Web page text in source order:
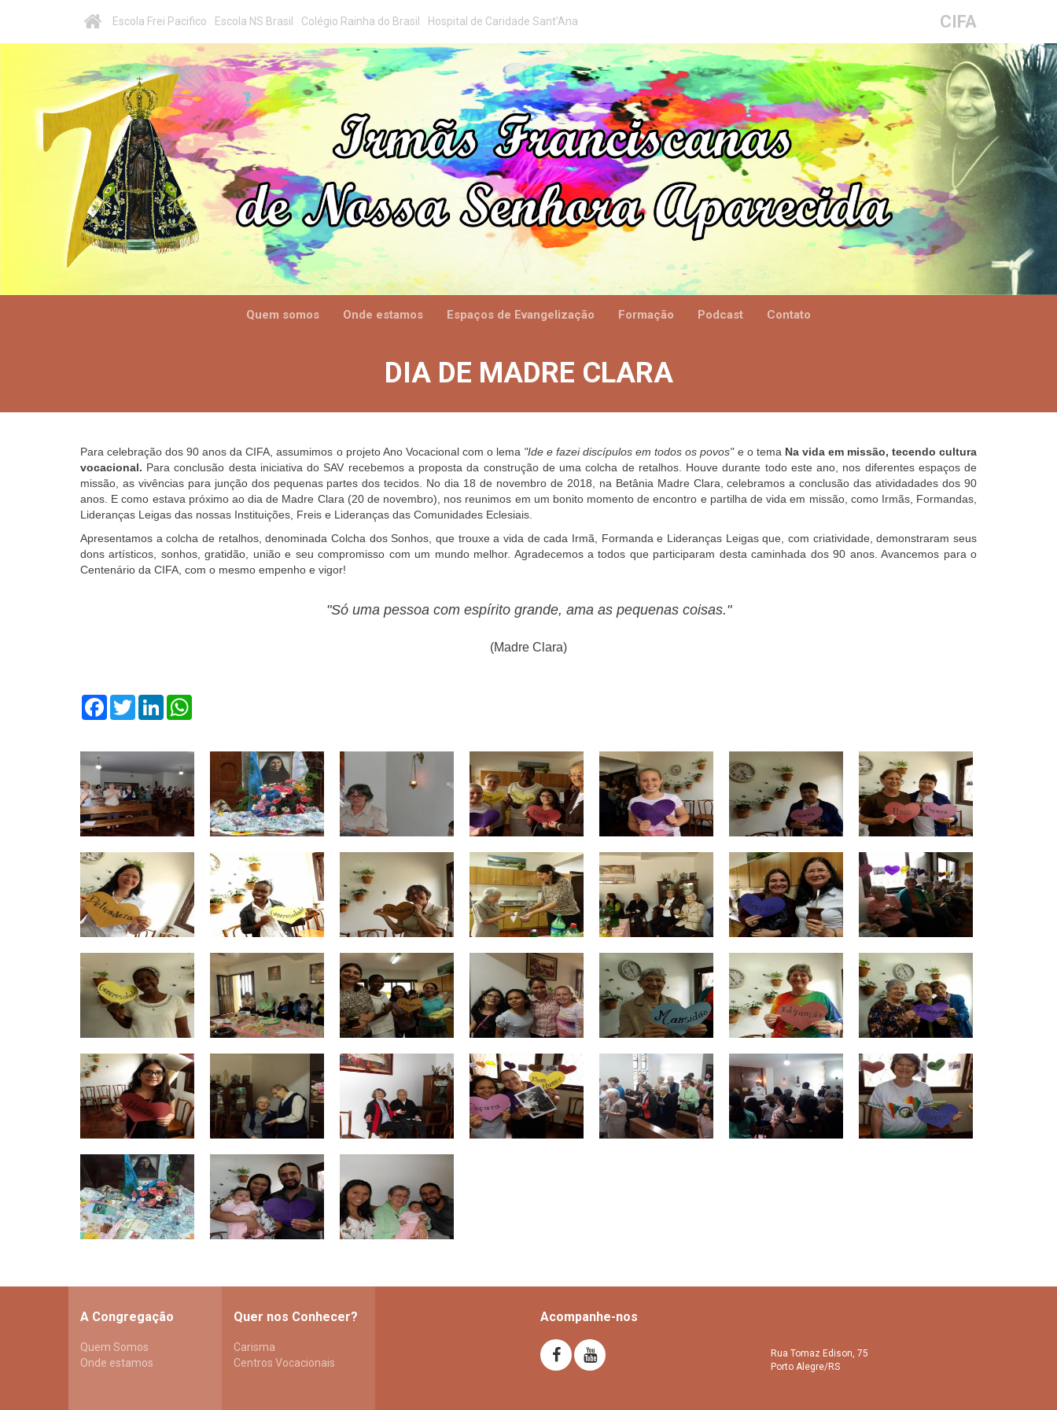
Escola Frei Pacifico Escola NS Brasil Colégio Rainha do Brasil Hospital de Caridade Sant'Ana CIFA
Quem somos Onde estamos Espaços de Evangelização Formação Podcast Contato
DIA DE MADRE CLARA
Para celebração dos 90 anos da CIFA, assumimos o projeto Ano Vocacional com o lema "Ide e fazei discípulos em todos os povos" e o tema Na vida em missão, tecendo cultura
vocacional. Para conclusão desta iniciativa do SAV recebemos a proposta da construção de uma colcha de retalhos. Houve durante todo este ano, nos diferentes espaços de
missão, as vivências para junção dos pequenas partes dos tecidos. No dia 18 de novembro de 2018, na Betânia Madre Clara, celebramos a conclusão das atividadades dos 90
anos. E como estava próximo ao dia de Madre Clara (20 de novembro), nos reunimos em um bonito momento de encontro e partilha de vida em missão, como Irmãs, Formandas,
Lideranças Leigas das nossas Instituições, Freis e Lideranças das Comunidades Eclesiais.
Apresentamos a colcha de retalhos, denominada Colcha dos Sonhos, que trouxe a vida de cada Irmã, Formanda e Lideranças Leigas que, com criatividade, demonstraram seus
dons artísticos, sonhos, gratidão, união e seu compromisso com um mundo melhor. Agradecemos a todos que participaram desta caminhada dos 90 anos. Avancemos para o
Centenário da CIFA, com o mesmo empenho e vigor!
"Só uma pessoa com espírito grande, ama as pequenas coisas."
(Madre Clara)
FacebookTwitterLinkedIn
A Congregação
Quem Somos
Onde estamos
Quer nos Conhecer?
Carisma
Centros Vocacionais
Acompanhe-nos
Rua Tomaz Edison, 75
Porto Alegre/RS